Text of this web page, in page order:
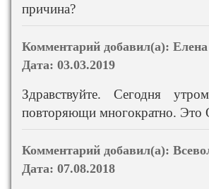
причина?
Комментарий добавил(а): Елена
Дата: 03.03.2019
Здравствуйте. Сегодня
повторяющи многократно. Это
Комментарий добавил(а):
Дата: 07.08.2018